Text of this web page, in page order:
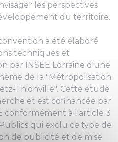
les perspectives
du territoire.
a été élaboré
techniques et
par INSEE Lorraine d'une
de la "Métropolisation
Thionville". Cette étude
et est cofinancée par
conformément à l'article 3
qui exclu ce type de
de publicité et de mise